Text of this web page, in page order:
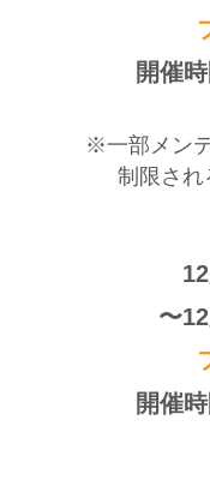
開催
※一部メン
制限され
〜
開催